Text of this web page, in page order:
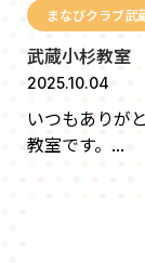
まなびクラブ武
武蔵小杉教室
2025.10.04
いつもありが
教室です。...